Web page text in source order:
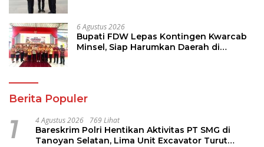
6 Agustus 2026
Bupati FDW Lepas Kontingen Kwarcab
Minsel, Siap Harumkan Daerah di
Berita Populer
1 4 Agustus 2026 769 Lihat
Bareskrim Polri Hentikan Aktivitas PT SMG di
Tanoyan Selatan, Lima Unit Excavator Turut